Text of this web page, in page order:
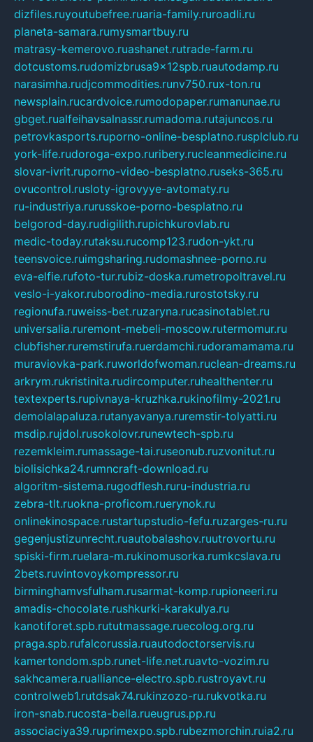
dizfiles.ruyoutubefree.ruaria-family.ruroadli.ru
planeta-samara.rumysmartbuy.ru
matrasy-kemerovo.ruashanet.rutrade-farm.ru
dotcustoms.rudomizbrusa9x12spb.ruautodamp.ru
narasimha.rudjcommodities.runv750.rux-ton.ru
newsplain.rucardvoice.rumodopaper.rumanunae.ru
gbget.rualfeihavsalnassr.rumadoma.rutajuncos.ru
petrovkasports.ruporno-online-besplatno.rusplclub.ru
york-life.rudoroga-expo.ruribery.rucleanmedicine.ru
slovar-ivrit.ruporno-video-besplatno.ruseks-365.ru
ovucontrol.rusloty-igrovyye-avtomaty.ru
ru-industriya.rurusskoe-porno-besplatno.ru
belgorod-day.rudigilith.rupichkurovlab.ru
medic-today.rutaksu.rucomp123.rudon-ykt.ru
teensvoice.ruimgsharing.rudomashnee-porno.ru
eva-elfie.rufoto-tur.rubiz-doska.rumetropoltravel.ru
veslo-i-yakor.ruborodino-media.rurostotsky.ru
regionufa.ruweiss-bet.ruzaryna.rucasinotablet.ru
universalia.ruremont-mebeli-moscow.rutermomur.ru
clubfisher.ruremstirufa.ruerdamchi.rudoramamama.ru
muraviovka-park.ruworldofwoman.ruclean-dreams.ru
arkrym.rukristinita.rudircomputer.ruhealthenter.ru
textexperts.rupivnaya-kruzhka.rukinofilmy-2021.ru
demolalapaluza.rutanyavanya.ruremstir-tolyatti.ru
msdip.rujdol.rusokolovr.runewtech-spb.ru
rezemkleim.rumassage-tai.ruseonub.ruzvonitut.ru
biolisichka24.rumncraft-download.ru
algoritm-sistema.rugodflesh.ruru-industria.ru
zebra-tlt.ruokna-proficom.ruerynok.ru
onlinekinospace.rustartupstudio-fefu.ruzarges-ru.ru
gegenjustizunrecht.ruautobalashov.ruutrovortu.ru
spiski-firm.ruelara-m.rukinomusorka.rumkcslava.ru
2bets.ruvintovoykompressor.ru
birminghamvsfulham.rusarmat-komp.rupioneeri.ru
amadis-chocolate.rushkurki-karakulya.ru
kanotiforet.spb.rututmassage.ruecolog.org.ru
praga.spb.rufalcorussia.ruautodoctorservis.ru
kamertondom.spb.runet-life.net.ruavto-vozim.ru
sakhcamera.rualliance-electro.spb.rustroyavt.ru
controlweb1.rutdsak74.rukinzozo-ru.rukvotka.ru
iron-snab.rucosta-bella.rueugrus.pp.ru
associaciya39.ruprimexpo.spb.rubezmorchin.ruia2.ru